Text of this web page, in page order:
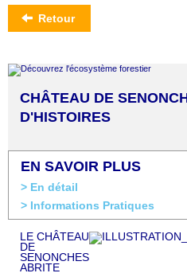
Retour
CHÂTEAU DE
D'HISTOIRES
EN SAVOIR PLUS
> En détail
> Informations Pratiques
LE CHÂTEAU
DE
SENONCHES
ABRITE